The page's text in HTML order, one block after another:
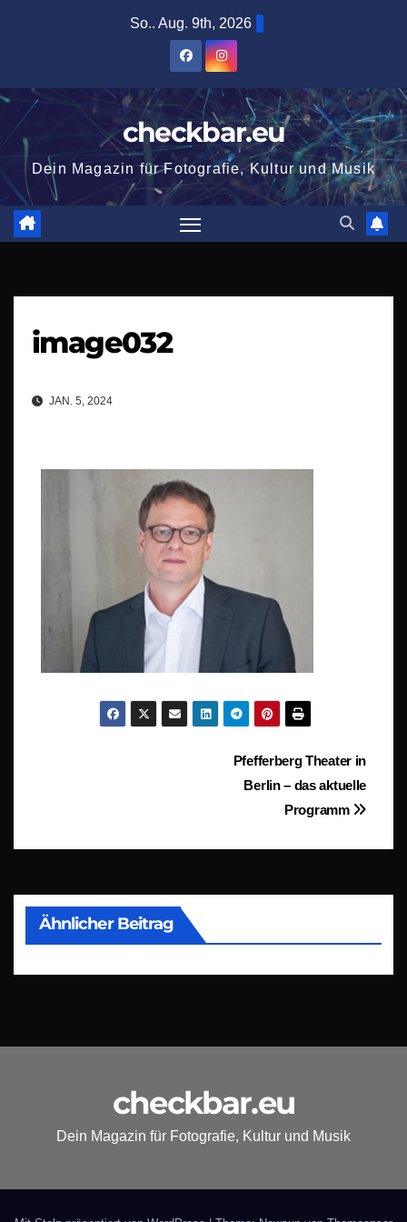
So.. Aug. 9th, 2026
checkbar.eu
Dein Magazin für Fotografie, Kultur und Musik
image032
JAN. 5, 2024
Beitragsnavigation
Pfefferberg Theater in
Berlin – das aktuelle
Programm
Ähnlicher Beitrag
checkbar.eu
Dein Magazin für Fotografie, Kultur und Musik